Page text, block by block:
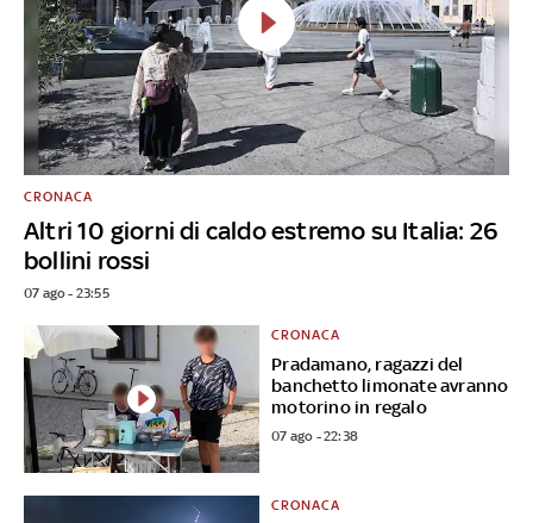
Altri 10 giorni di caldo estremo su Italia: 26
bollini rossi
CRONACA
07 ago - 23:55
Pradamano, ragazzi del
banchetto limonate avranno
motorino in regalo
CRONACA
07 ago - 22:38
CRONACA